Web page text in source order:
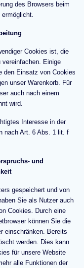
des Browsers beim
ermöglicht.
Cookies ist, die
Einige
den Einsatz von Cookies
unser Warenkorb. Für
auch nach einem
wird.
Interesse in der
nach Art. 6 Abs. 1 lit. f
und
gespeichert und von
Sie als Nutzer auch
Cookies. Durch eine
können Sie die
einschränken. Bereits
werden. Dies kann
für unsere Website
alle Funktionen der